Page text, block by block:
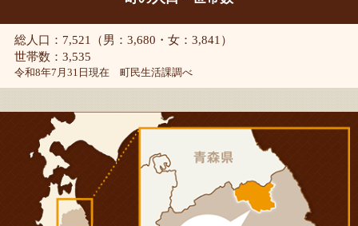
総人口：7,521（男：3,680・女：3,841）
世帯数：3,535
令和8年7月31日現在 町民生活課調べ